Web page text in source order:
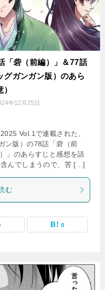
「砦（前編）」＆77話
グガンガン版）のあら
年12月25日
Vol.1で連載された、
ン版）の78話「砦（前
」のあらすじと感想を語
んでしまうので、苦 […]
む
0